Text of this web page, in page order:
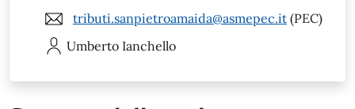
tributi.sanpietroamaida@asmepec.it (PEC)
Umberto Ianchello